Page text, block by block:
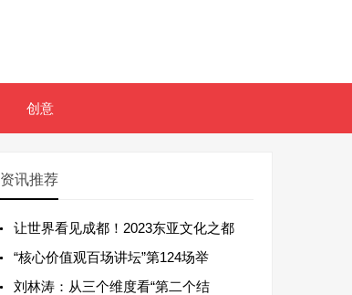
创意
资讯推荐
让世界看见成都！2023东亚文化之都
“核心价值观百场讲坛”第124场举
刘林涛：从三个维度看“第二个结